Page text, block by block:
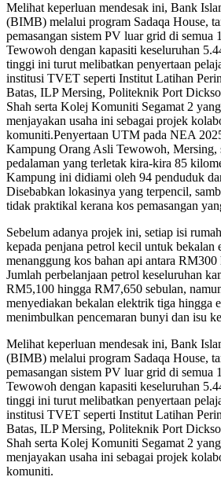
Melihat keperluan mendesak ini, Bank
(BIMB) melalui program Sadaqa House,
pemasangan sistem PV luar grid di semua
Tewowoh dengan kapasiti keseluruhan
tinggi ini turut melibatkan penyertaan
institusi TVET seperti Institut Latihan
Batas, ILP Mersing, Politeknik Port
Shah serta Kolej Komuniti Segamat 2 yang
menjayakan usaha ini sebagai projek
komuniti.Penyertaan UTM pada NEA
Kampung Orang Asli Tewowoh, Mersing,
pedalaman yang terletak kira-kira 85
Kampung ini didiami oleh 94 penduduk
Disebabkan lokasinya yang terpencil,
tidak praktikal kerana kos pemasangan
Sebelum adanya projek ini, setiap isi
kepada penjana petrol kecil untuk bekalan
menanggung kos bahan api antara
Jumlah perbelanjaan petrol keseluruhan
RM5,100 hingga RM7,650 sebulan,
menyediakan bekalan elektrik tiga hingga
menimbulkan pencemaran bunyi dan isu
Melihat keperluan mendesak ini, Bank
(BIMB) melalui program Sadaqa House,
pemasangan sistem PV luar grid di semua
Tewowoh dengan kapasiti keseluruhan
tinggi ini turut melibatkan penyertaan
institusi TVET seperti Institut Latihan
Batas, ILP Mersing, Politeknik Port
Shah serta Kolej Komuniti Segamat 2 yang
menjayakan usaha ini sebagai projek
komuniti.